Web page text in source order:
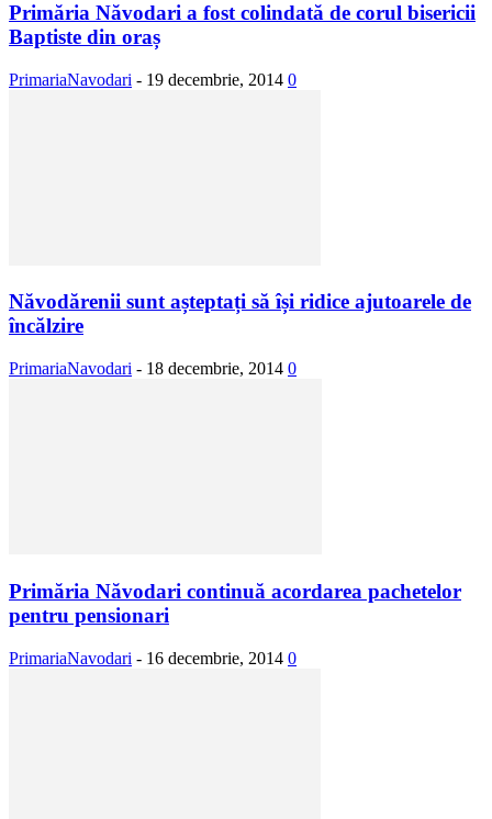
Primăria Năvodari a fost colindată de corul bisericii
Baptiste din oraș
PrimariaNavodari - 19 decembrie, 2014 0
Năvodărenii sunt așteptați să își ridice ajutoarele de
încălzire
PrimariaNavodari - 18 decembrie, 2014 0
Primăria Năvodari continuă acordarea pachetelor
pentru pensionari
PrimariaNavodari - 16 decembrie, 2014 0